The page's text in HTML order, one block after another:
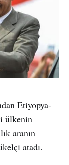
Etiyopya-
ülkenin
aranın
atadı.